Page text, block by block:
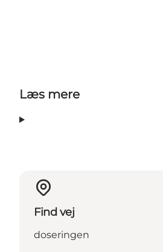
Læs mere
Find vej
doseringen